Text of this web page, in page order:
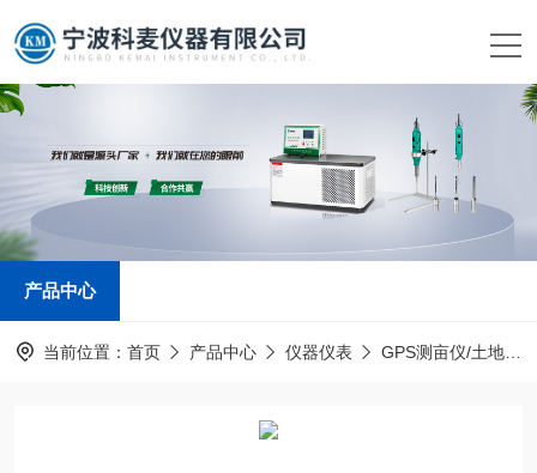
产品中心
当前位置： 首页 产品中心 仪器仪表 GPS测亩仪/土地面积测量仪